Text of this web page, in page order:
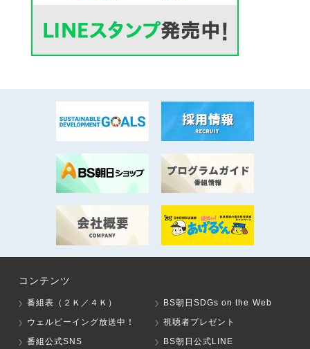
コンテンツ
番組表（２Ｋ／４Ｋ）
BS朝日SDGs on the Web
ウェルビーイング放送中！
視聴者プレゼント
番組公式SNS
BS朝日公式LINE